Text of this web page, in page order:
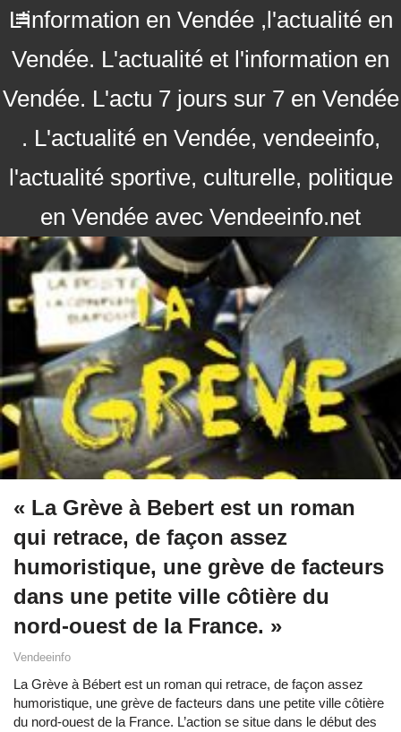
L'information en Vendée ,l'actualité en
Vendée. L'actualité et l'information en
Vendée. L'actu 7 jours sur 7 en Vendée
. L'actualité en Vendée, vendeeinfo,
l'actualité sportive, culturelle, politique
en Vendée avec Vendeeinfo.net
« La Grève à Bebert est un roman
qui retrace, de façon assez
humoristique, une grève de facteurs
dans une petite ville côtière du
nord-ouest de la France. »
Vendeeinfo
La Grève à Bébert est un roman qui retrace, de façon assez
humoristique, une grève de facteurs dans une petite ville côtière
du nord-ouest de la France. L’action se situe dans le début des